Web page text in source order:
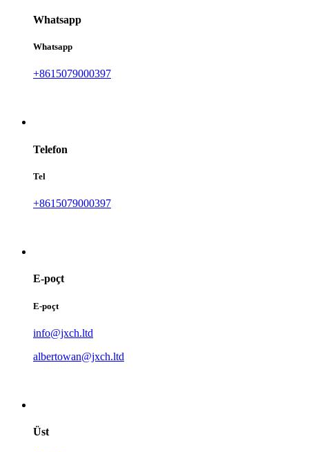
Whatsapp
Whatsapp
+8615079000397
Telefon
Tel
+8615079000397
E-poçt
E-poçt
info@jxch.ltd
albertowan@jxch.ltd
Üst